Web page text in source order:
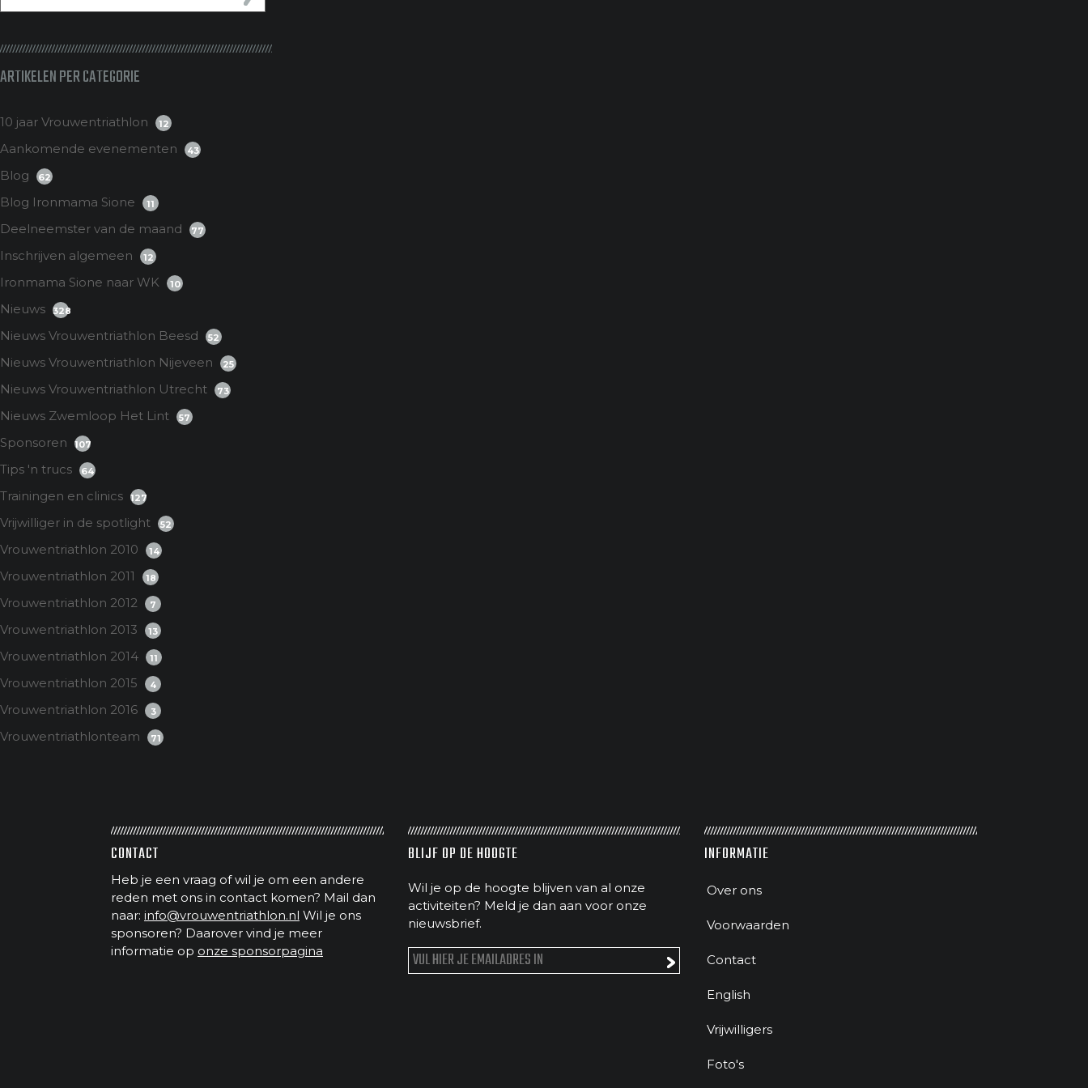
ARTIKELEN PER CATEGORIE
10 jaar Vrouwentriathlon 12
Aankomende evenementen 43
Blog 62
Blog Ironmama Sione 11
Deelneemster van de maand 77
Inschrijven algemeen 12
Ironmama Sione naar WK 10
Nieuws 328
Nieuws Vrouwentriathlon Beesd 52
Nieuws Vrouwentriathlon Nijeveen 25
Nieuws Vrouwentriathlon Utrecht 73
Nieuws Zwemloop Het Lint 57
Sponsoren 107
Tips 'n trucs 64
Trainingen en clinics 127
Vrijwilliger in de spotlight 52
Vrouwentriathlon 2010 14
Vrouwentriathlon 2011 18
Vrouwentriathlon 2012 7
Vrouwentriathlon 2013 13
Vrouwentriathlon 2014 11
Vrouwentriathlon 2015 4
Vrouwentriathlon 2016 3
Vrouwentriathlonteam 71
CONTACT
Heb je een vraag of wil je om een andere
reden met ons in contact komen? Mail dan
naar: info@vrouwentriathlon.nl Wil je ons
sponsoren? Daarover vind je meer
informatie op onze sponsorpagina
BLIJF OP DE HOOGTE
Wil je op de hoogte blijven van al onze
activiteiten? Meld je dan aan voor onze
nieuwsbrief.
INFORMATIE
Over ons
Voorwaarden
Contact
English
Vrijwilligers
Foto's